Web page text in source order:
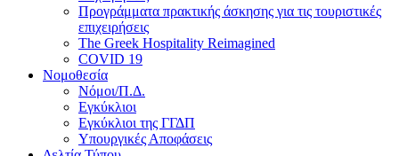
Προγράμματα πρακτικής άσκησης για τις τουριστικές
επιχειρήσεις
The Greek Hospitality Reimagined
COVID 19
Νομοθεσία
Νόμοι/Π.Δ.
Εγκύκλιοι
Εγκύκλιοι της ΓΓΔΠ
Υπουργικές Αποφάσεις